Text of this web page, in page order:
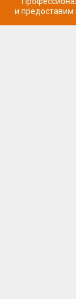
и предоставим